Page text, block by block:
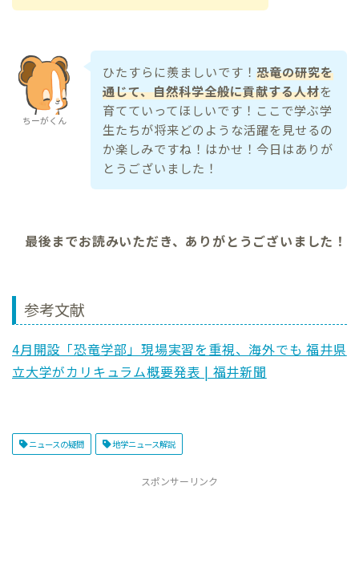
ちーがくん
ひたすらに羨ましいです！ 恐竜の研究を
通じて、自然科学全般に貢献する人材を
育てていってほしいです！ここで学ぶ学
生たちが将来どのような活躍を見せるの
か楽しみですね！はかせ！今日はありが
とうございました！
最後までお読みいただき、ありがとうございました！
参考文献
4月開設「恐竜学部」現場実習を重視、海外でも 福井県
立大学がカリキュラム概要発表 | 福井新聞
ニュースの疑問 地学ニュース解説
スポンサーリンク